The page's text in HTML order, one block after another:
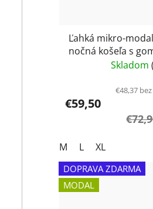
Ľahká mikro-
nočná košeľa s
letnom motíveSkladom
€48,37
€59,50
M L XL
DOPRAVA ZDARMA
MODAL